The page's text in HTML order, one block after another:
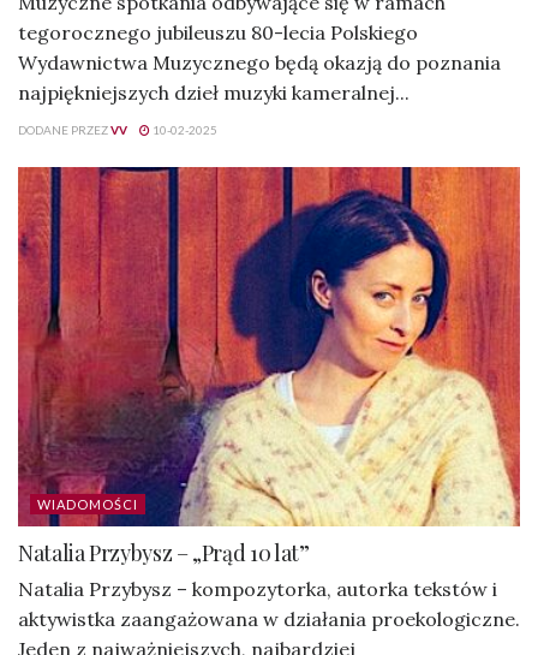
tegorocznego jubileuszu 80-lecia Polskiego
Wydawnictwa Muzycznego będą okazją do poznania
najpiękniejszych dzieł muzyki kameralnej...
DODANE PRZEZVV 10-02-2025
WIADOMOŚCI
Natalia Przybysz – „Prąd 10 lat”
Natalia Przybysz – kompozytorka, autorka tekstów i
aktywistka zaangażowana w działania proekologiczne.
Jeden z najważniejszych, najbardziej